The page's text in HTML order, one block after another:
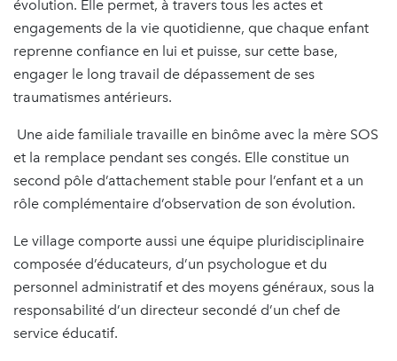
évolution. Elle permet, à travers tous les actes et
engagements de la vie quotidienne, que chaque enfant
reprenne confiance en lui et puisse, sur cette base,
engager le long travail de dépassement de ses
traumatismes antérieurs.
Une aide familiale travaille en binôme avec la mère SOS
et la remplace pendant ses congés. Elle constitue un
second pôle d’attachement stable pour l’enfant et a un
rôle complémentaire d’observation de son évolution.
Le village comporte aussi une équipe pluridisciplinaire
composée d’éducateurs, d’un psychologue et du
personnel administratif et des moyens généraux, sous la
responsabilité d’un directeur secondé d’un chef de
service éducatif.